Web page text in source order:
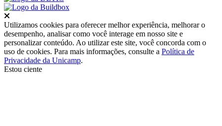
Utilizamos cookies para oferecer melhor experiência, melhorar o
desempenho, analisar como você interage em nosso site e
personalizar conteúdo. Ao utilizar este site, você concorda com o
uso de cookies. Para mais informações, consulte a Política de
Privacidade da Unicamp.
Estou ciente